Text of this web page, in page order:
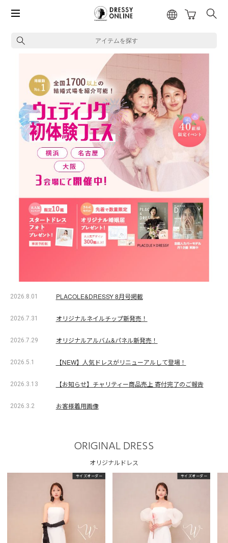
アイテムを探す
2026.8.01 PLACOLE&DRESSY 8月号掲載
2026.7.31 オリジナルネイルチップ新発売！
2026.7.29 オリジナルアルバム&パネル新発売！
2026.5.1 【NEW】人気ドレスがリニューアルして登場！
2026.3.13 【お知らせ】チャリティー商品売上 寄付完了のご報告
2026.3.2 お客様着用画像
ORIGINAL DRESS
オリジナルドレス
サイズオーダー サイズオーダー